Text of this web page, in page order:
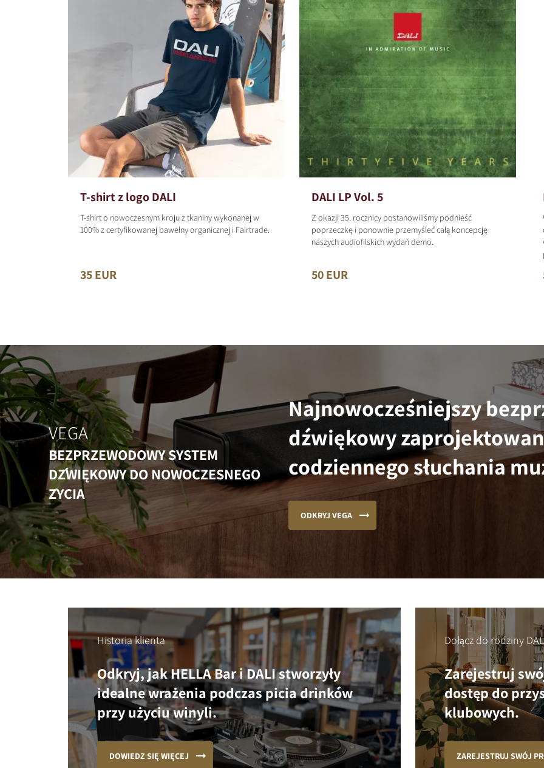
T-shirt z logo DALI
T-shirt o nowoczesnym kroju z tkaniny wykonanej w
100% z certyfikowanej bawełny organicznej i Fairtrade.
35 EUR
DALI LP Vol. 5
Z okazji 35. rocznicy postanowiliśmy podnieść
poprzeczkę i ponownie przemyśleć całą koncepcję
naszych audiofilskich wydań demo.
50 EUR
VEGA
BEZPRZEWODOWY SYSTEM
DŹWIĘKOWY DO NOWOCZESNEGO
ŻYCIA
Najnowocześniejszy
dźwiękowy
codziennego słuchania
ODKRYJ VEGA
Historia klienta
Odkryj, jak HELLA Bar i DALI stworzyły
idealne wrażenia podczas picia drinków
przy użyciu winyli.
DOWIEDZ SIĘ WIĘCEJ
Dołącz do rodziny
Zarejestruj
dostęp do
klubowych.
ZAREJESTRUJ SWÓJ